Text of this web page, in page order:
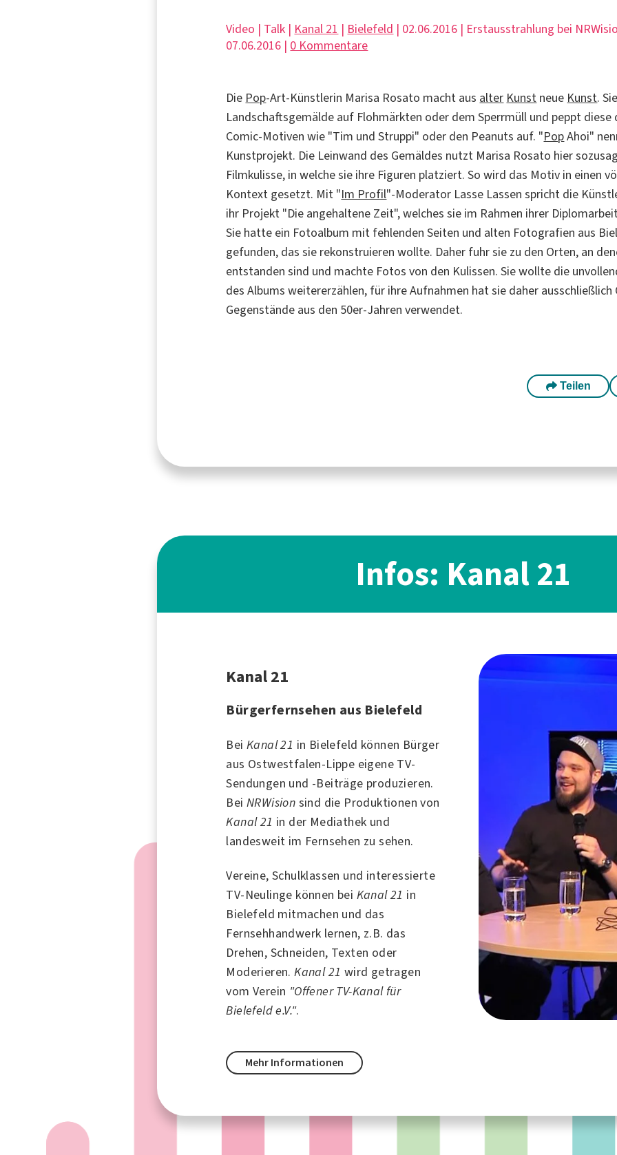
Video | Talk | Kanal 21 | Bielefeld | 02.06.2016 | Erstausstrahlung bei
07.06.2016 | 0 Kommentare
Die Pop-Art-Künstlerin Marisa Rosato macht aus alter Kunst neue Kunst.
Landschaftsgemälde auf Flohmärkten oder dem Sperrmüll und peppt diese
Comic-Motiven wie "Tim und Struppi" oder den Peanuts auf. "PopAhoi"
Kunstprojekt. Die Leinwand des Gemäldes nutzt Marisa Rosato hier
Filmkulisse, in welche sie ihre Figuren platziert. So wird das Motiv in einen
Kontext gesetzt. Mit "Im Profil"-Moderator Lasse Lassen spricht die
ihr Projekt "Die angehaltene Zeit", welches sie im Rahmen ihrer
Sie hatte ein Fotoalbum mit fehlenden Seiten und alten Fotografien aus
gefunden, das sie rekonstruieren wollte. Daher fuhr sie zu den Orten, an
entstanden sind und machte Fotos von den Kulissen. Sie wollte die
des Albums weitererzählen, für ihre Aufnahmen hat sie daher ausschließlich
Gegenstände aus den 50er-Jahren verwendet.
Teilen
Infos: Kanal 21
Kanal 21
Bürgerfernsehen aus Bielefeld
BeiKanal 21 in Bielefeld können Bürger
aus Ostwestfalen-Lippe eigene TV-
Sendungen und -Beiträge produzieren.
BeiNRWision sind die Produktionen von
Kanal 21 in der Mediathek und
landesweit im Fernsehen zu sehen.
Vereine, Schulklassen und interessierte
TV-Neulinge können bei Kanal 21 in
Bielefeld mitmachen und das
Fernsehhandwerk lernen, z.B. das
Drehen, Schneiden, Texten oder
Moderieren.Kanal 21 wird getragen
vom Verein "Offener TV-Kanal für
Bielefeld e.V.".
Mehr Informationen